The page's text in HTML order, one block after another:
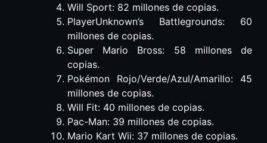
Will Sport: 82 millones de copias.
PlayerUnknown’s Battlegrounds: 60
millones de copias.
Super Mario Bross: 58 millones de
copias.
Pokémon Rojo/Verde/Azul/Amarillo: 45
millones de copias.
Will Fit: 40 millones de copias.
Pac-Man: 39 millones de copias.
Mario Kart Wii: 37 millones de copias.